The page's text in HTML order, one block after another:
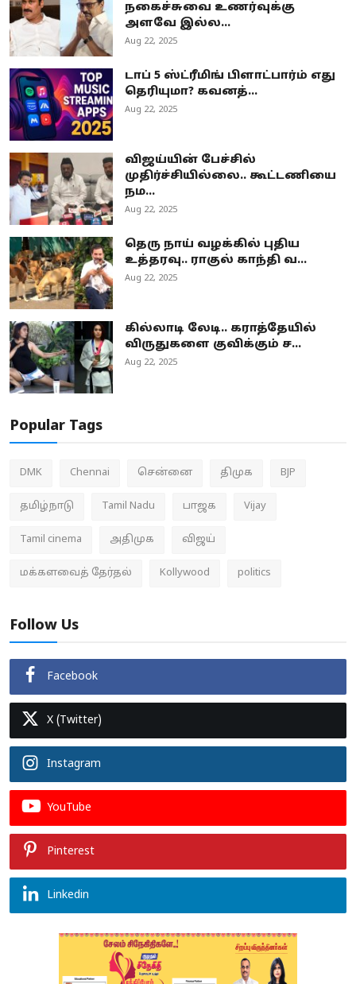
நகைச்சுவை உணர்வுக்கு
அளவே இல்ல...
Aug 22, 2025
டாப் 5 ஸ்ட்ரீமிங் பிளாட்பார்ம் எது
தெரியுமா? கவனத்...
Aug 22, 2025
விஜய்யின் பேச்சில்
முதிர்ச்சியில்லை.. கூட்டணியை
நம...
Aug 22, 2025
தெரு நாய் வழக்கில் புதிய
உத்தரவு.. ராகுல் காந்தி வ...
Aug 22, 2025
கில்லாடி லேடி.. கராத்தேயில்
விருதுகளை குவிக்கும் ச...
Aug 22, 2025
Popular Tags
DMK Chennai சென்னை திமுக BJP
தமிழ்நாடு Tamil Nadu பாஜக Vijay
Tamil cinema அதிமுக விஜய்
மக்களவைத் தேர்தல் Kollywood politics
Follow Us
Facebook
X (Twitter)
Instagram
YouTube
Pinterest
Linkedin